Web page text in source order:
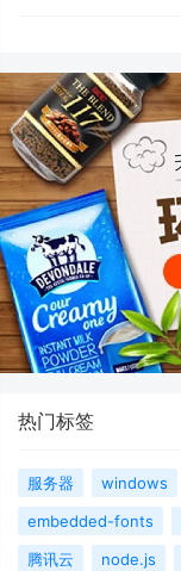
热门标签
服务器 windows
embedded-fonts
腾讯云
node.js